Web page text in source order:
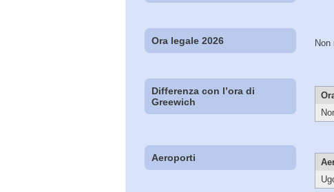
Ora legale 2026 Non
Differenza con l’ora di
Greewich
Aeroporti